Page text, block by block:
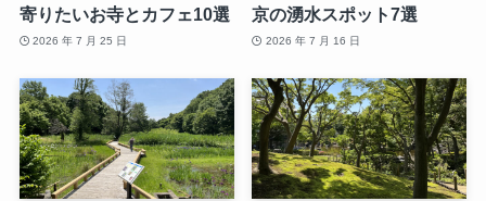
寄りたいお寺とカフェ10選
2026 年 7 月 25 日
京の湧水スポット7選
2026 年 7 月 16 日